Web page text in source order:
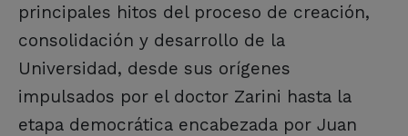
principales hitos del proceso de creación,
consolidación y desarrollo de la
Universidad, desde sus orígenes
impulsados por el doctor Zarini hasta la
etapa democrática encabezada por Juan